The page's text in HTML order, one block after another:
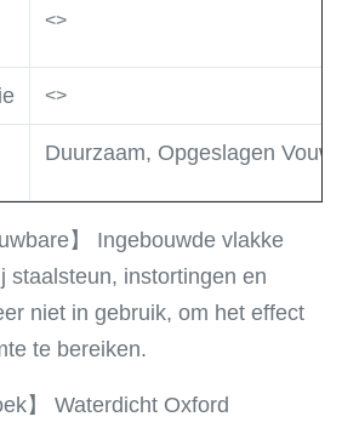
<>
<>
Duurzaam, Opgeslagen
】 Ingebouwde vlakke
staalsteun, instortingen en
niet in gebruik, om het effect
te bereiken.
】 Waterdicht Oxford